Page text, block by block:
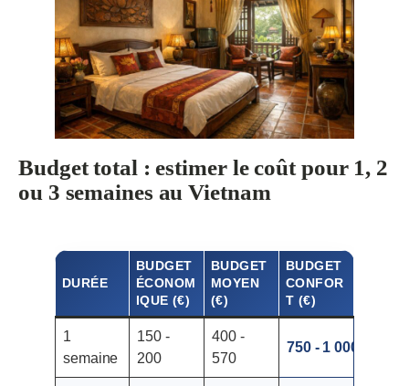
Budget total : estimer le coût pour 1, 2
ou 3 semaines au Vietnam
DURÉE
BUDGET
ÉCONOM
IQUE (€)
BUDGET
MOYEN
(€)
BUDGET
CONFOR
T (€)
1
semaine
150 -
200
400 -
570
750 - 1 000